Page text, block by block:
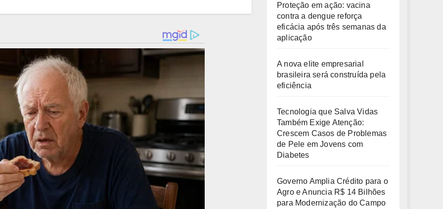
Proteção em ação: vacina
contra a dengue reforça
eficácia após três semanas da
aplicação
A nova elite empresarial
brasileira será construída pela
eficiência
Tecnologia que Salva Vidas
Também Exige Atenção:
Crescem Casos de Problemas
de Pele em Jovens com
Diabetes
Governo Amplia Crédito para o
Agro e Anuncia R$ 14 Bilhões
para Modernização do Campo